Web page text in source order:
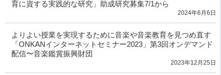
育に資する実践的な研究」助成研究募集7/1から
2024年6月6日
よりよい授業を実現するために音楽や音楽教育を見つめ直す
「ONKANインターネットセミナー2023」第3回オンデマンド
配信〜音楽鑑賞振興財団
2023年12月25日